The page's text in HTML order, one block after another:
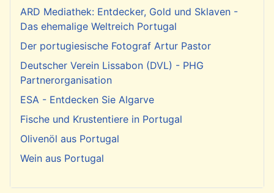
ARD Mediathek: Entdecker, Gold und Sklaven -
Das ehemalige Weltreich Portugal
Der portugiesische Fotograf Artur Pastor
Deutscher Verein Lissabon (DVL) - PHG
Partnerorganisation
ESA - Entdecken Sie Algarve
Fische und Krustentiere in Portugal
Olivenöl aus Portugal
Wein aus Portugal